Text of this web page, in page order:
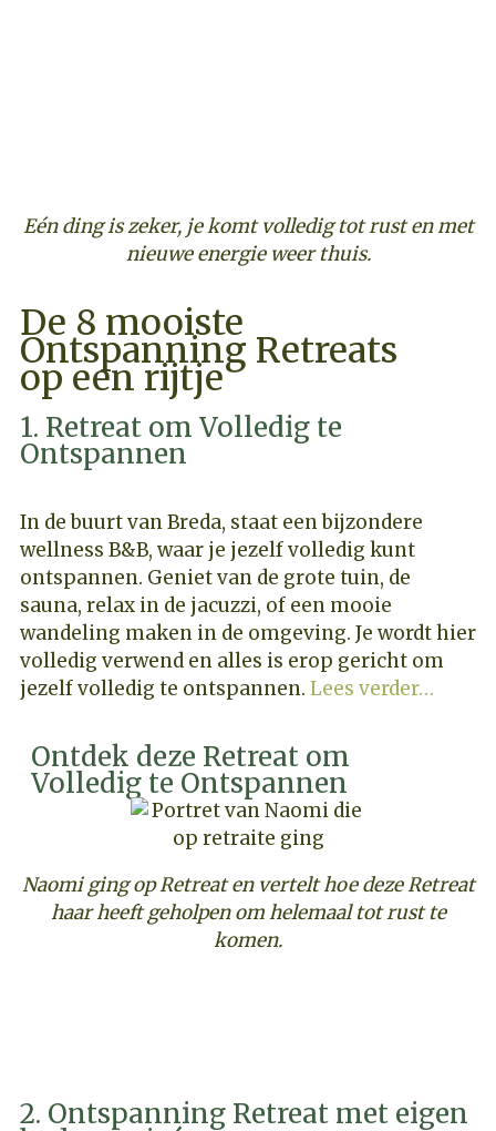
Eén ding is zeker, je komt volledig tot rust en met
nieuwe energie weer thuis.
De 8 mooiste
Ontspanning Retreats
op een rijtje
1. Retreat om Volledig te
Ontspannen
In de buurt van Breda, staat een bijzondere
wellness B&B, waar je jezelf volledig kunt
ontspannen. Geniet van de grote tuin, de
sauna, relax in de jacuzzi, of een mooie
wandeling maken in de omgeving. Je wordt hier
volledig verwend en alles is erop gericht om
jezelf volledig te ontspannen. Lees verder…
Ontdek deze Retreat om
Volledig te Ontspannen
Naomi ging op Retreat en vertelt hoe deze Retreat
haar heeft geholpen om helemaal tot rust te
komen.
2. Ontspanning Retreat met eigen